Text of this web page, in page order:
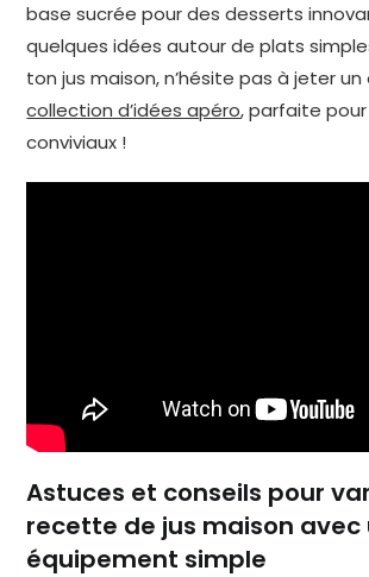
base sucrée pour des desserts
quelques idées autour de plats
ton jus maison, n’hésite pas à jeter
collection d’idées apéro, parfaite
conviviaux !
Astuces et conseils pour
recette de jus maison avec
équipement simple